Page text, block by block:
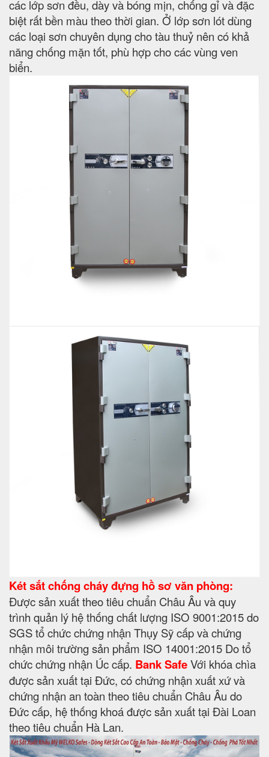
các lớp sơn đều, dày và bóng mịn, chống gỉ và đặc
biệt rất bền màu theo thời gian. Ở lớp sơn lót dùng
các loại sơn chuyên dụng cho tàu thuỷ nên có khả
năng chống mặn tốt, phù hợp cho các vùng ven
biển.
Két sắt chống cháy đựng hồ sơ văn phòng:
Được sản xuất theo tiêu chuẩn Châu Âu và quy
trình quản lý hệ thống chất lượng ISO 9001:2015 do
SGS tổ chức chứng nhận Thụy Sỹ cấp và chứng
nhận môi trường sản phẩm ISO 14001:2015 Do tổ
chức chứng nhận Úc cấp. Bank SafeVới khóa chìa
được sản xuất tại Đức, có chứng nhận xuất xứ và
chứng nhận an toàn theo tiêu chuẩn Châu Âu do
Đức cấp, hệ thống khoá được sản xuất tại Đài Loan
theo tiêu chuẩn Hà Lan.